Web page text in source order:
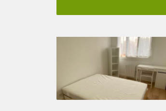
Borg: 1 maand
Gedeelde keuken: Nee
Gedeelde Douche: Nee
Gedeelde woonkamer: Nee
Huisgenoten: Nee
Geslacht huisgenoten: N.v.t.